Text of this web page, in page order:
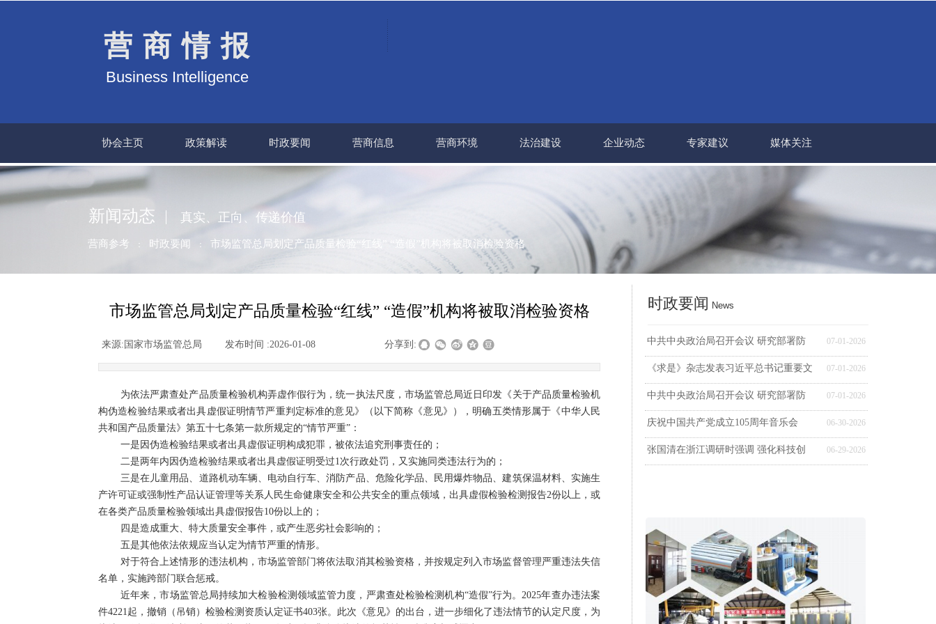
营商情报
Business Intelligence
协会主页 政策解读 时政要闻 营商信息 营商环境 法治建设 企业动态 专家建议 媒体关注
新闻动态 真实、正向、传递价值
营商参考 ： 时政要闻 ： 市场监管总局划定产品质量检验“红线” “造假”机构将被取消检验资格
时政要闻 News
市场监管总局划定产品质量检验“红线” “造假”机构将被取消检验资格
来源: 国家市场监管总局 发布时间 :2026-01-08 分享到:
为依法严肃查处产品质量检验机构弄虚作假行为，统一执法尺度，市场监管总局近日印发《关于产品质量检验机
构伪造检验结果或者出具虚假证明情节严重判定标准的意见》（以下简称《意见》），明确五类情形属于《中华人民
共和国产品质量法》第五十七条第一款所规定的“情节严重”：
一是因伪造检验结果或者出具虚假证明构成犯罪，被依法追究刑事责任的；
二是两年内因伪造检验结果或者出具虚假证明受过1次行政处罚，又实施同类违法行为的；
三是在儿童用品、道路机动车辆、电动自行车、消防产品、危险化学品、民用爆炸物品、建筑保温材料、实施生
产许可证或强制性产品认证管理等关系人民生命健康安全和公共安全的重点领域，出具虚假检验检测报告2份以上，或
在各类产品质量检验领域出具虚假报告10份以上的；
四是造成重大、特大质量安全事件，或产生恶劣社会影响的；
五是其他依法依规应当认定为情节严重的情形。
对于符合上述情形的违法机构，市场监管部门将依法取消其检验资格，并按规定列入市场监督管理严重违法失信
名单，实施跨部门联合惩戒。
近年来，市场监管总局持续加大检验检测领域监管力度，严肃查处检验检测机构“造假”行为。2025年查办违法案
件4221起，撤销（吊销）检验检测资质认定证书403张。此次《意见》的出台，进一步细化了违法情节的认定尺度，为
中共中央政治局召开会议 研究部署防 07-01-2026
《求是》杂志发表习近平总书记重要文 07-01-2026
中共中央政治局召开会议 研究部署防 07-01-2026
庆祝中国共产党成立105周年音乐会 06-30-2026
张国清在浙江调研时强调 强化科技创 06-29-2026